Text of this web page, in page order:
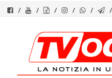
contenuto